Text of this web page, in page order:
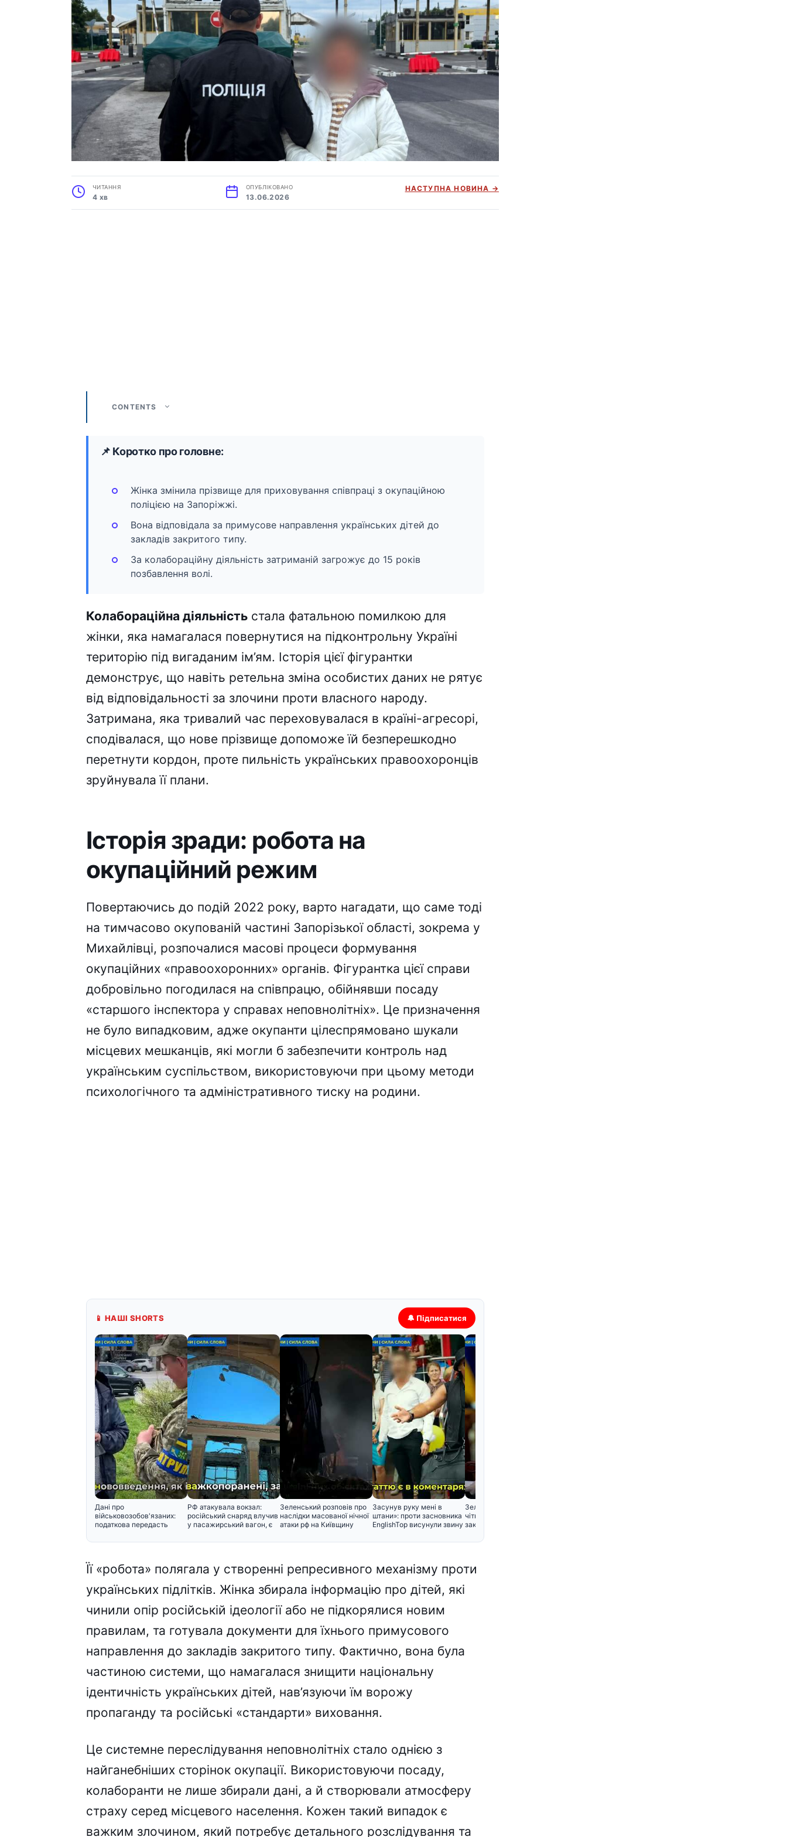
ЧИТАННЯ
4 хв
ОПУБЛІКОВАНО
13.06.2026
НАСТУПНА НОВИНА →
CONTENTS
📌 Коротко про головне:
Жінка змінила прізвище для приховування співпраці з окупаційною
поліцією на Запоріжжі.
Вона відповідала за примусове направлення українських дітей до
закладів закритого типу.
За колабораційну діяльність затриманій загрожує до 15 років
позбавлення волі.
Колабораційна діяльність стала фатальною помилкою для
жінки, яка намагалася повернутися на підконтрольну Україні
територію під вигаданим ім’ям. Історія цієї фігурантки
демонструє, що навіть ретельна зміна особистих даних не рятує
від відповідальності за злочини проти власного народу.
Затримана, яка тривалий час переховувалася в країні-агресорі,
сподівалася, що нове прізвище допоможе їй безперешкодно
перетнути кордон, проте пильність українських правоохоронців
зруйнувала її плани.
Історія зради: робота на
окупаційний режим
Повертаючись до подій 2022 року, варто нагадати, що саме тоді
на тимчасово окупованій частині Запорізької області, зокрема у
Михайлівці, розпочалися масові процеси формування
окупаційних «правоохоронних» органів. Фігурантка цієї справи
добровільно погодилася на співпрацю, обійнявши посаду
«старшого інспектора у справах неповнолітніх». Це призначення
не було випадковим, адже окупанти цілеспрямовано шукали
місцевих мешканців, які могли б забезпечити контроль над
українським суспільством, використовуючи при цьому методи
психологічного та адміністративного тиску на родини.
📱 НАШІ SHORTS 🔔 Підписатися
Дані про
військовозобов'язаних:
податкова передасть
РФ атакувала вокзал:
російський снаряд влучив
у пасажирський вагон, є
Зеленський розповів про
наслідки масованої нічної
атаки рф на Київщину
Засунув руку мені в
штани»: проти засновника
EnglishTop висунули звину
Зеленський встановив
чіткий термін для
закінчення війни
Її «робота» полягала у створенні репресивного механізму проти
українських підлітків. Жінка збирала інформацію про дітей, які
чинили опір російській ідеології або не підкорялися новим
правилам, та готувала документи для їхнього примусового
направлення до закладів закритого типу. Фактично, вона була
частиною системи, що намагалася знищити національну
ідентичність українських дітей, нав’язуючи їм ворожу
пропаганду та російські «стандарти» виховання.
Це системне переслідування неповнолітніх стало однією з
найганебніших сторінок окупації. Використовуючи посаду,
колаборанти не лише збирали дані, а й створювали атмосферу
страху серед місцевого населення. Кожен такий випадок є
важким злочином, який потребує детального розслідування та